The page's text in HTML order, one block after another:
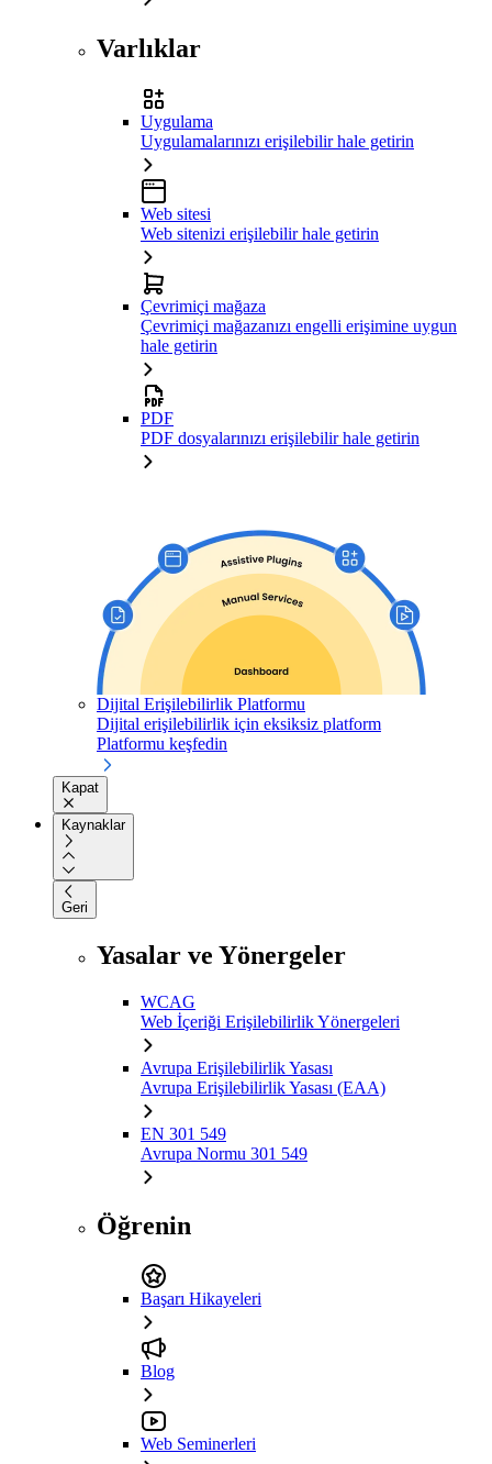
Varlıklar
Uygulama
Uygulamalarınızı erişilebilir hale getirin
Web sitesi
Web sitenizi erişilebilir hale getirin
Çevrimiçi mağaza
Çevrimiçi mağazanızı engelli erişimine uygun
hale getirin
PDF
PDF dosyalarınızı erişilebilir hale getirin
Dijital Erişilebilirlik Platformu
Dijital erişilebilirlik için eksiksiz platform
Platformu keşfedin
Kapat
Kaynaklar
Geri
Yasalar ve Yönergeler
WCAG
Web İçeriği Erişilebilirlik Yönergeleri
Avrupa Erişilebilirlik Yasası
Avrupa Erişilebilirlik Yasası (EAA)
EN 301 549
Avrupa Normu 301 549
Öğrenin
Başarı Hikayeleri
Blog
Web Seminerleri